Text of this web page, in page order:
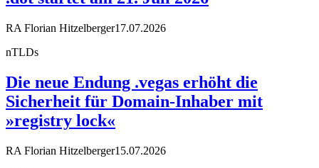
RA Florian Hitzelberger17.07.2026
nTLDs
Die neue Endung .vegas erhöht die
Sicherheit für Domain-Inhaber mit
»registry lock«
RA Florian Hitzelberger15.07.2026